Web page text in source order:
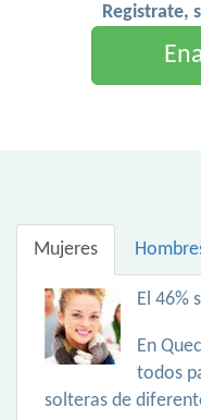
Registrate,
Mujeres
El 46%
En
todos
solteras de